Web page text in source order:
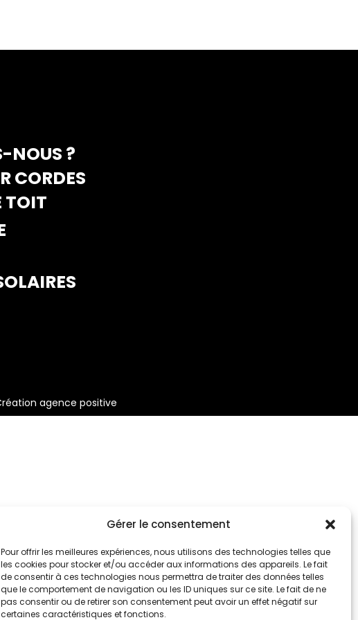
Gérer le consentement
Pour offrir les meilleures expériences, nous utilisons des technologies telles que
les cookies pour stocker et/ou accéder aux informations des appareils. Le fait
de consentir à ces technologies nous permettra de traiter des données telles
que le comportement de navigation ou les ID uniques sur ce site. Le fait de ne
pas consentir ou de retirer son consentement peut avoir un effet négatif sur
certaines caractéristiques et fonctions.
NOUS ?
CORDES
TOIT
agence positive